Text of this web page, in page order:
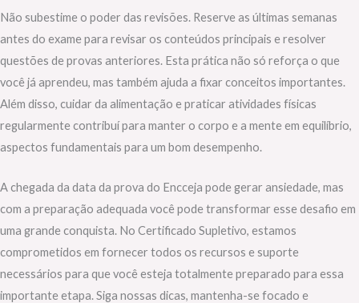
Não subestime o poder das revisões. Reserve as últimas semanas
antes do exame para revisar os conteúdos principais e resolver
questões de provas anteriores. Esta prática não só reforça o que
você já aprendeu, mas também ajuda a fixar conceitos importantes.
Além disso, cuidar da alimentação e praticar atividades físicas
regularmente contribuí para manter o corpo e a mente em equilíbrio,
aspectos fundamentais para um bom desempenho.
A chegada da data da prova do Encceja pode gerar ansiedade, mas
com a preparação adequada você pode transformar esse desafio em
uma grande conquista. No Certificado Supletivo, estamos
comprometidos em fornecer todos os recursos e suporte
necessários para que você esteja totalmente preparado para essa
importante etapa. Siga nossas dicas, mantenha-se focado e